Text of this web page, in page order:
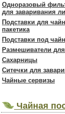
Одноразовый
для заваривания
Подставки для
пакетика
Подставки под
Размешиватели
Сахарницы
Ситечки для
Чайные сервизы
Чайная